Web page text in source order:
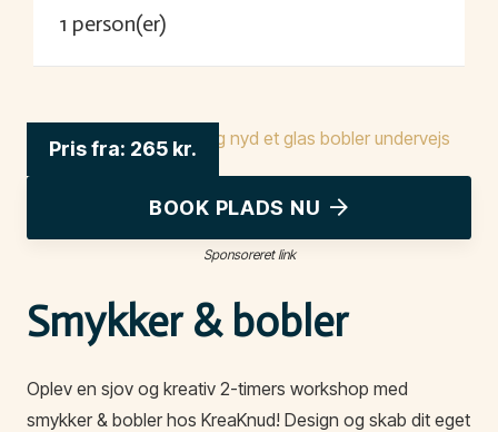
1 person(er)
Pris fra: 265 kr.
BOOK PLADS NU
Sponsoreret link
Smykker & bobler
Oplev en sjov og kreativ 2-timers workshop med
smykker & bobler hos KreaKnud! Design og skab dit eget